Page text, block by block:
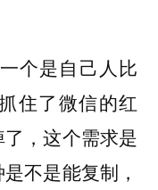
个是自己人比
住了微信的红
，这个需求是
不是能复制，